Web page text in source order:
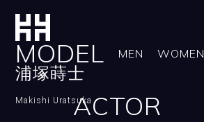
MODEL MEN WOMEN
ACTOR
浦塚蒔士
Makishi Uratsuka